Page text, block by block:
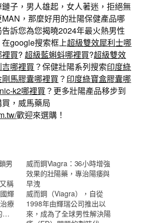
子，男人雄起，女人著迷，拒絕無
，那麼好用的壯陽保健產品哪
訴您為您揭曉2024年最火熱男性
google搜索框上超級雙效犀利士哪
買?超級藍蝌蚪哪裡買?超級雙效
哪裡買 ？保健壯陽系列搜索印度綠
馬膠囊哪裡買 ？ 印度綠寶盒膠囊哪
k2哪裡買 ？更多壯陽產品移步到
，威馬藥局
歡迎來選購！
男
稱
輝
療
…
威而鋼Viagra：36小時增強
效果的壯陽藥，專治陽痿與
早洩
威而鋼（Viagra），自從
1998年由輝瑞公司推出以
來，成為了全球男性解決陽